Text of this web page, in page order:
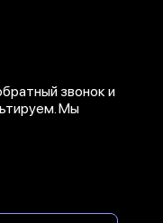
звонок и
Мы